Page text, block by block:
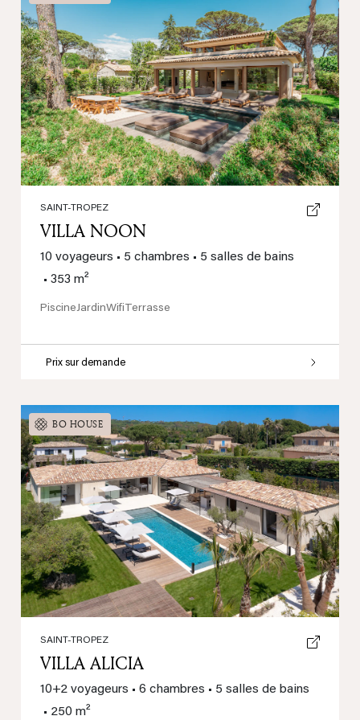
Previous Next
SAINT-TROPEZ
VILLA NOON
10 voyageurs • 5 chambres • 5 salles de bains
• 353 m²
PiscineJardinWifi Terrasse
Prix sur demande
BO HOUSE
Previous Next
SAINT-TROPEZ
VILLA ALICIA
10+2 voyageurs • 6 chambres • 5 salles de bains
• 250 m²